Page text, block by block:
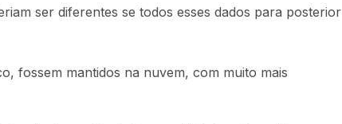
ser diferentes se todos esses dados para posterior
fossem mantidos na nuvem, com muito mais